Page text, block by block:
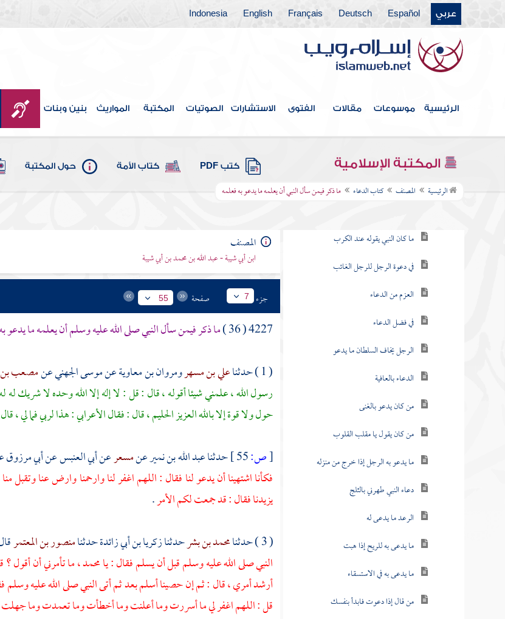
عربي Español
Deutsch
Français
English
Indonesia
الرئيسية موسوعات مقالات الفتوى الاستشارات الصوتيات المكتبة المواريث بنين وبنات
المكتبة الإسلامية كتب PDF كتاب الأمة حول المكتبة
الرئيسية المصنف كتاب الدعاء ما ذكر فيمن سأل النبي أن يعلمه ما يدعو به فعلمه
كتاب الأطعمة
كتاب اللباس والزينة
كتاب الأدب
كتاب الديات
كتاب الحدود
كتاب أقضية رسول الله
كتاب الدعاء
ما كان النبي يقوله عند الكرب
في دعوة الرجل للرجل الغائب
العزم من الدعاء
في فضل الدعاء
الرجل يخاف السلطان ما يدعو
الدعاء بالعافية
من كان يدعو بالغنى
من كان يقول يا مقلب القلوب
ما يدعو به الرجل إذا خرج من منزله
دعاء النبي طهرني بالثلج
الرعد ما يدعى له
ما يدعى به للريح إذا هبت
ما يدعى به في الاستسقاء
من قال إذا دعوت فابدأ بنفسك
المصنف
ابن أبي شيبة - عبد الله بن محمد بن أبي شيبة
جزء 7 صفحة 55
4227 ( 36 )
ما ذكر فيمن سأل النبي صلى الله عليه وسلم أن يعلمه ما يدعو
( 1 ) حدثنا
علي بن مسهرومروان بن معاويةعنموسى الجهنيعنمصعب
رسول الله ، علمني شيئا أقوله ، قال : قل : لا إله إلا الله وحده لا شريك له
حول ولا قوة إلا بالله العزيز الحليم ، قال : فقال الأعرابي : هذا لربي فما لي
[ص: حدثناعبد الله بن نميرعنمسعرعنأبي العنبسعنأبي مرزوق
فكأنا اشتهينا أن يدعو لنا فقال : اللهم اغفر لنا وارحمنا وارض عنا وتقبل
يزيدنا فقال : قد جمعت لكم الأمر.
( 3 ) حدثنا
محمد بن بشرحدثنازكريا بن أبي زائدةحدثنامنصور بن المعتمر
النبي صلى الله عليه وسلم قبل أن يسلم فقال : يامحمد، ما تأمرني أن
أرشد أمري ، قال : ثم إنحصيناأسلم بعد ثم أتى النبي صلى الله عليه وسلم
قل : اللهم اغفر لي ما أسررت وما أعلنت وما أخطأت وما تعمدت وما